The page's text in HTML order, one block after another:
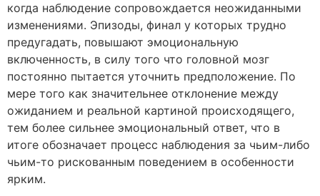
когда наблюдение сопровождается неожиданными
изменениями. Эпизоды, финал у которых трудно
предугадать, повышают эмоциональную
включенность, в силу того что головной мозг
постоянно пытается уточнить предположение. По
мере того как значительнее отклонение между
ожиданием и реальной картиной происходящего,
тем более сильнее эмоциональный ответ, что в
итоге обозначает процесс наблюдения за чьим-либо
чьим-то рискованным поведением в особенности
ярким.